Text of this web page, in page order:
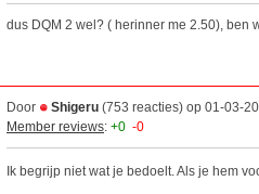
dus DQM 2 wel? ( herinner me 2.50), ben
Door Shigeru (753 reacties) op 01-03-
Member reviews: +0 -0
Ik begrijp niet wat je bedoelt. Als je hem